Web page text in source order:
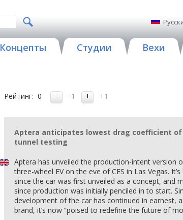
Концепты Студии Вехи
Рейтинг: 0 -1 +1
Aptera anticipates lowest drag coefficient of
tunnel testing
Aptera has unveiled the production-intent version
three-wheel EV on the eve of CES in Las Vegas.
since the car was first unveiled as a concept, and
since production was initially penciled in to start.
development of the car has continued in earnest,
brand, it’s now “poised to redefine the future of